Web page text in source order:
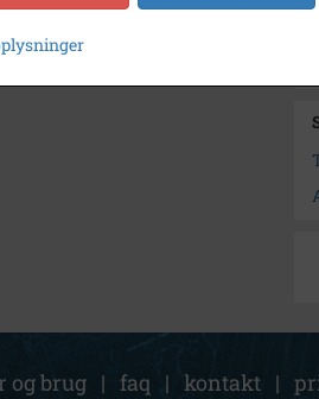
og brug | faq | kontakt |